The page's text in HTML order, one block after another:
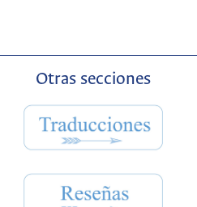
Otras secciones